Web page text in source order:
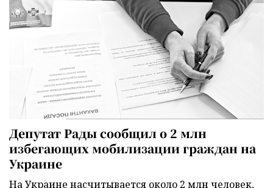
Депутат Рады сообщил о 2 млн
избегающих мобилизации граждан на
Украине
На Украине насчитывается около 2 млн человек,